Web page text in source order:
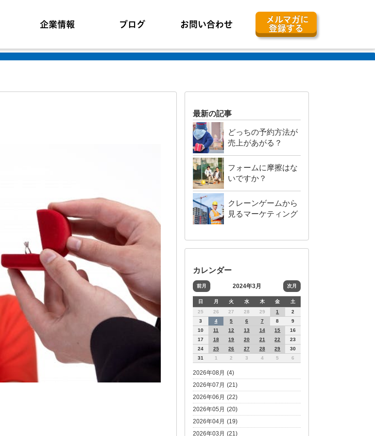
企業情報 ブログ お問い合わせ メルマガに
登録する
最新の記事
どっちの予約方法が
売上があがる？
フォームに摩擦はな
いですか？
クレーンゲームから
見るマーケティング
カレンダー
前月 2024年3月 次月
日 月 火 水 木 金
土
25
26 27 28 29 1
2
3
4 5 6 7 8
9
10
11 12 13 14 15
16
17
18 19 20 21 22
23
24
25 26 27 28 29
30
31
1 2 3 4 5 6
2026年08月 (4)
2026年07月 (21)
2026年06月 (22)
2026年05月 (20)
2026年04月 (19)
2026年03月 (21)